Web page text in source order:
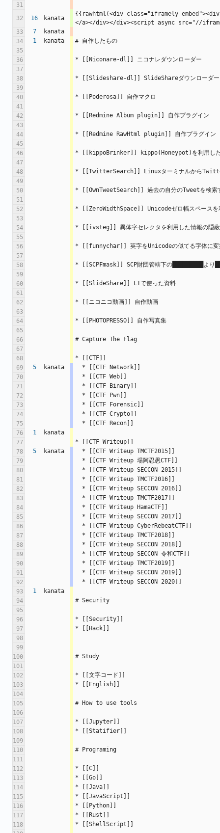
31
32
16 kanata
{{rawhtml(<div class="iframely-
</a></div></div><script async src="//
33
7
kanata
34
1 kanata
# 自作したもの
35
36
* [[Niconare-dl]] ニコナレダウンローダー
37
38
* [[Slideshare-dl]] SlideShareダウンローダー
39
40
* [[Poderosa]] 自作マクロ
41
42
* [[Redmine Album plugin]] 自作プラグイン
43
44
* [[Redmine RawHtml plugin]] 自作プラグイン
45
46
* [[kippoBrinker]] kippo(Honeypot)を利用した
47
48
* [[TwitterSearch]] Linuxターミナルから
49
50
* [[OwnTweetSearch]] 過去の自分のTweetを検索
51
52
* [[ZeroWidthSpace]] Unicodeゼロ幅スペースを
53
54
* [[ivsteg]] 異体字セレクタを利用した情報の隠蔽
55
56
* [[funnychar]] 英字をUnicodeの似てる字体に変
57
58
* [[SCPFmask]] SCP財団管轄下の█████████より
59
60
* [[SlideShare]] LTで使った資料
61
62
* [[ニコニコ動画]] 自作動画
63
64
* [[PHOTOPRESSO]] 自作写真集
65
66
# Capture The Flag
67
68
* [[CTF]]
69
5 kanata
  * [[CTF Network]]
70
  * [[CTF Web]]
71
  * [[CTF Binary]]
72
  * [[CTF Pwn]]
73
  * [[CTF Forensic]]
74
  * [[CTF Crypto]]
75
  * [[CTF Recon]]
76
1
kanata
77
* [[CTF Writeup]]
78
5 kanata
  * [[CTF Writeup TMCTF2015]]
79
  * [[CTF Writeup 場阿忍愚CTF]]
80
  * [[CTF Writeup SECCON 2015]]
81
  * [[CTF Writeup TMCTF2016]]
82
  * [[CTF Writeup SECCON 2016]]
83
  * [[CTF Writeup TMCTF2017]]
84
  * [[CTF Writeup HamaCTF]]
85
  * [[CTF Writeup SECCON 2017]]
86
  * [[CTF Writeup CyberRebeatCTF]]
87
  * [[CTF Writeup TMCTF2018]]
88
  * [[CTF Writeup SECCON 2018]]
89
  * [[CTF Writeup SECCON 令和CTF]]
90
  * [[CTF Writeup TMCTF2019]]
91
  * [[CTF Writeup SECCON 2019]]
92
  * [[CTF Writeup SECCON 2020]]
93
1
kanata
94
# Security
95
96
* [[Security]]
97
* [[Hack]]
98
99
100
# Study
101
102
* [[文字コード]]
103
* [[English]]
104
105
# How to use tools
106
107
* [[Jupyter]]
108
* [[Statifier]]
109
110
# Programing
111
112
* [[C]]
113
* [[Go]]
114
* [[Java]]
115
* [[JavaScript]]
116
* [[Python]]
117
* [[Rust]]
118
* [[ShellScript]]